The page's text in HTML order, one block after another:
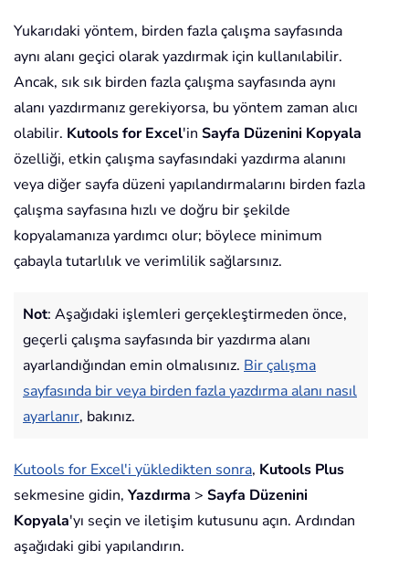
Yukarıdaki yöntem, birden fazla çalışma sayfasında
aynı alanı geçici olarak yazdırmak için kullanılabilir.
Ancak, sık sık birden fazla çalışma sayfasında aynı
alanı yazdırmanız gerekiyorsa, bu yöntem zaman alıcı
olabilir. Kutools for Excel'in Sayfa Düzenini Kopyala
özelliği, etkin çalışma sayfasındaki yazdırma alanını
veya diğer sayfa düzeni yapılandırmalarını birden fazla
çalışma sayfasına hızlı ve doğru bir şekilde
kopyalamanıza yardımcı olur; böylece minimum
çabayla tutarlılık ve verimlilik sağlarsınız.
Not: Aşağıdaki işlemleri gerçekleştirmeden önce,
geçerli çalışma sayfasında bir yazdırma alanı
ayarlandığından emin olmalısınız. Bir çalışma
sayfasında bir veya birden fazla yazdırma alanı nasıl
ayarlanır, bakınız.
Kutools for Excel'i yükledikten sonra, Kutools Plus
sekmesine gidin, Yazdırma > Sayfa Düzenini
Kopyala'yı seçin ve iletişim kutusunu açın. Ardından
aşağıdaki gibi yapılandırın.